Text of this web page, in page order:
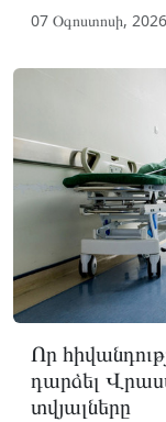
07 Օգոստոսի, 2026
Որ
դարձել
տվյալները